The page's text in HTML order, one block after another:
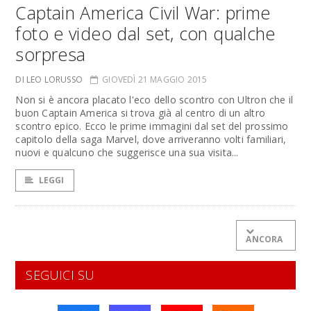
Captain America Civil War: prime
foto e video dal set, con qualche
sorpresa
DI LEO LORUSSO GIOVEDÌ 21 MAGGIO 2015
Non si è ancora placato l'eco dello scontro con Ultron che il
buon Captain America si trova già al centro di un altro
scontro epico. Ecco le prime immagini dal set del prossimo
capitolo della saga Marvel, dove arriveranno volti familiari,
nuovi e qualcuno che suggerisce una sua visita...
LEGGI
ANCORA
SEGUICI SU